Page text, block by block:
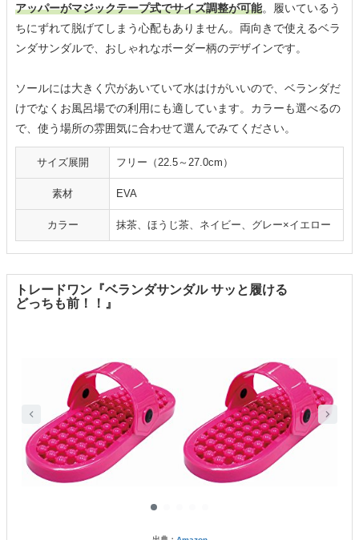
アッパーがマジックテープ式でサイズ調整が可能。履いているう
ちにずれて脱げてしまう心配もありません。両向きで使えるベラ
ンダサンダルで、おしゃれなボーダー柄のデザインです。
ソールには大きく穴があいていて水はけがいいので、ベランダだ
けでなくお風呂場での利用にも適しています。カラーも選べるの
で、使う場所の雰囲気に合わせて選んでみてください。
サイズ展開 フリー（22.5～27.0cm）
素材 EVA
カラー 抹茶、ほうじ茶、ネイビー、グレー×イエロー
トレードワン『ベランダサンダル サッと履ける
どっちも前！！』